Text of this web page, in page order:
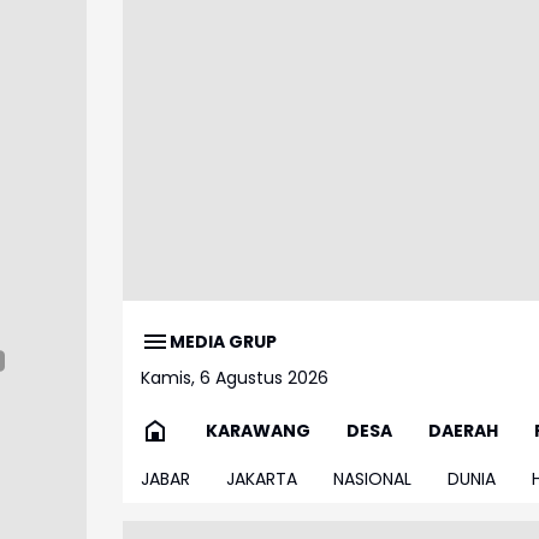
MEDIA GRUP
Kamis, 6 Agustus 2026
KARAWANG DESA DAERAH
JABAR
JAKARTA NASIONAL DUNIA